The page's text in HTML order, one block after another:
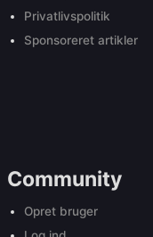
Privatlivspolitik
Sponsoreret artikler
Community
Opret bruger